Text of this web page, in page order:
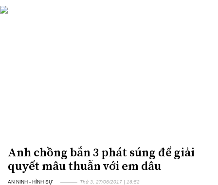
Anh chồng bắn 3 phát súng để giải
quyết mâu thuẫn với em dâu
AN NINH - HÌNH SỰ Thứ 3, 27/06/2017 | 16:52